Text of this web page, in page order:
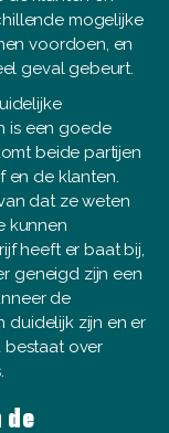
mogelijke
voordoen, en
geval gebeurt.
is een goede
beide partijen
en de klanten.
dat ze weten
kunnen
heeft er baat bij,
geneigd zijn een
de
duidelijk zijn en er
bestaat over
de